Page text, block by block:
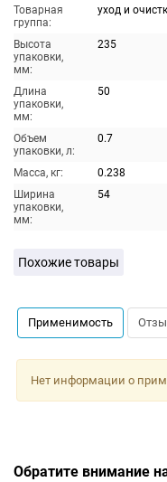
Товарная
группа:
уход и
Высота
упаковки,
мм:
235
Длина
упаковки,
мм:
50
Объем
упаковки, л:
0.7
Масса, кг:
0.238
Ширина
упаковки,
мм:
54
Похожие товары
Применимость
Нет информации о
Обратите внимание